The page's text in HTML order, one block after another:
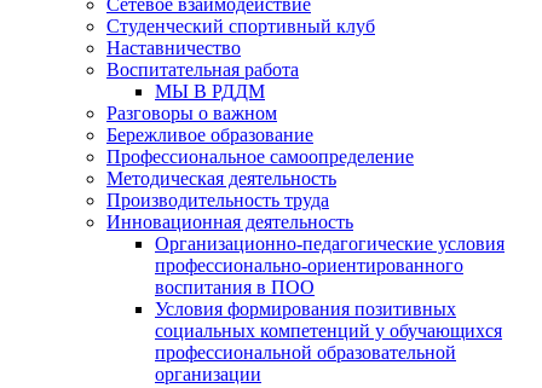
Сетевое взаимодействие
Студенческий спортивный клуб
Наставничество
Воспитательная работа
МЫ В РДДМ
Разговоры о важном
Бережливое образование
Профессиональное самоопределение
Методическая деятельность
Производительность труда
Инновационная деятельность
Организационно-педагогические условия
профессионально-ориентированного
воспитания в ПОО
Условия формирования позитивных
социальных компетенций у обучающихся
профессиональной образовательной
организации